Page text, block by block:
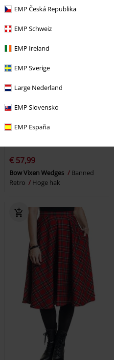
EMP Česká Republika
EMP Schweiz
EMP Ireland
EMP Sverige
Large Nederland
EMP Slovensko
EMP España
€ 57,99
Bow Vixen Wedges
Banned
Retro
Hoge hak